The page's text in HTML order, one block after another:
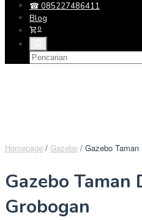
☎ 085227486411
Blog
0
Homepage / Gazebo / Gazebo Taman
Gazebo Taman
Grobogan